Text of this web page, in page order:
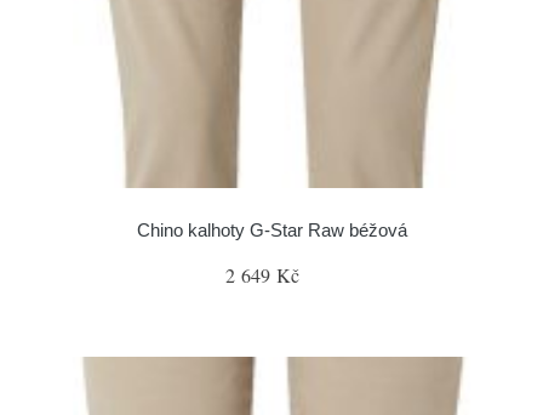
Chino kalhoty G-Star Raw béžová
2 649 Kč